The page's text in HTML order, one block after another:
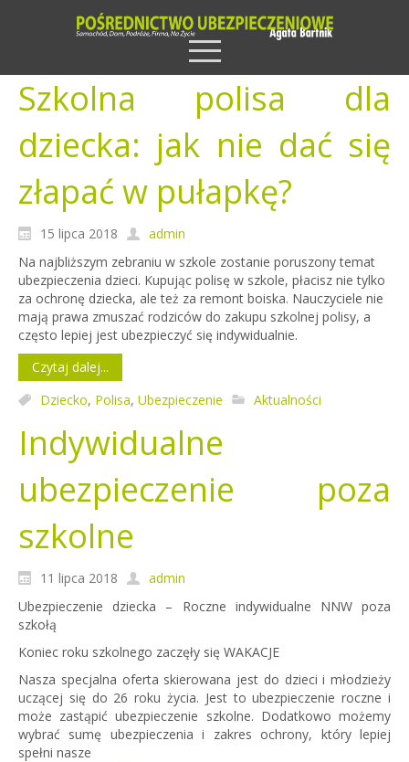
Szkolna polisa dla
dziecka: jak nie dać się
złapać w pułapkę?
15 lipca 2018
admin
Na najbliższym zebraniu w szkole zostanie poruszony temat
ubezpieczenia dzieci. Kupując polisę w szkole, płacisz nie tylko
za ochronę dziecka, ale też za remont boiska. Nauczyciele nie
mają prawa zmuszać rodziców do zakupu szkolnej polisy, a
często lepiej jest ubezpieczyć się indywidualnie.
Czytaj dalej...
Dziecko, Polisa, Ubezpieczenie Aktualności
Indywidualne
ubezpieczenie poza
szkolne
11 lipca 2018
admin
Ubezpieczenie dziecka – Roczne indywidualne NNW poza
szkołą
Koniec roku szkolnego zaczęły się WAKACJE
Nasza specjalna oferta skierowana jest do dzieci i młodzieży
uczącej się do 26 roku życia. Jest to ubezpieczenie roczne i
może zastąpić ubezpieczenie szkolne. Dodatkowo możemy
wybrać sumę ubezpieczenia i zakres ochrony, który lepiej
spełni nasze